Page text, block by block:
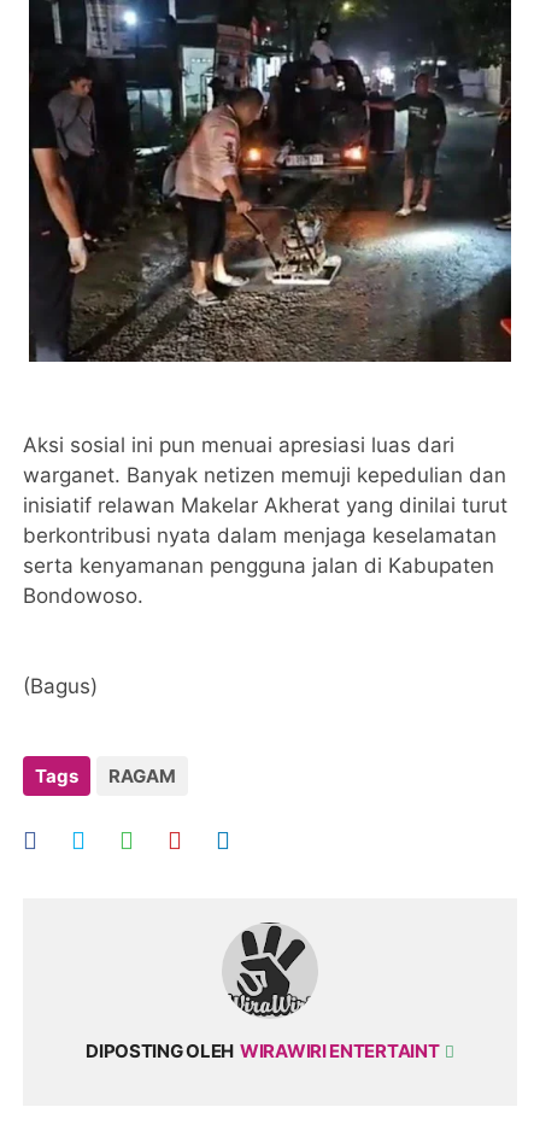
Aksi sosial ini pun menuai apresiasi luas dari
warganet. Banyak netizen memuji kepedulian dan
inisiatif relawan Makelar Akherat yang dinilai turut
berkontribusi nyata dalam menjaga keselamatan
serta kenyamanan pengguna jalan di Kabupaten
Bondowoso.
(Bagus)
Tags RAGAM
DIPOSTING OLEH WIRAWIRI ENTERTAINT